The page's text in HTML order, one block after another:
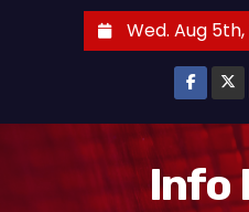
Wed. Aug
Info